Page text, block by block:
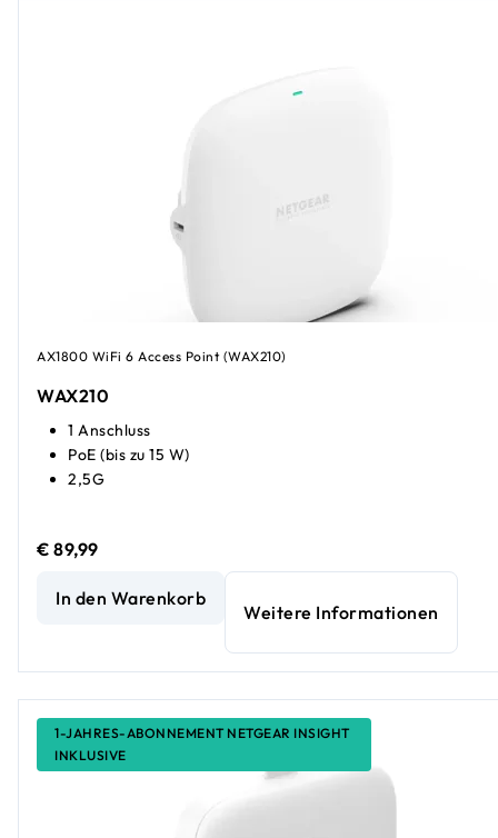
AX1800 WiFi 6 Access Point (WAX210)
WAX210
1 Anschluss
PoE (bis zu 15 W)
2,5G
€ 89,99
NETGEAR WiFi 6 AX1800 Dualband Access Point mit
In den Warenkorb
Weitere Informationen
1-JAHRES-ABONNEMENT NETGEAR INSIGHT
INKLUSIVE